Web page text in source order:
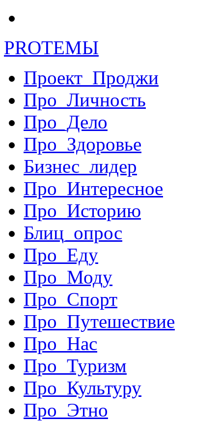
PROТЕМЫ
Проект_Проджи
Про_Личность
Про_Дело
Про_Здоровье
Бизнес_лидер
Про_Интересное
Про_Историю
Блиц_опрос
Про_Еду
Про_Моду
Про_Спорт
Про_Путешествие
Про_Нас
Про_Туризм
Про_Культуру
Про_Этно